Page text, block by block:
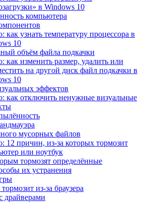
в Windows 10
компьютера
как узнать температуру процессора в
10
объём файла подкачки
как изменить размер, удалить или
на другой диск файл подкачки в
10
эффектов
как отключить ненужные визуальные
мусорных файлов
12 причин, из-за которых тормозит
или ноутбук
тормозят определённые
их устранения
из-за браузера
драйверами